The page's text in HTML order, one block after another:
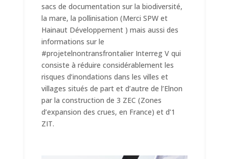
sacs de documentation sur la biodiversité,
la mare, la pollinisation (Merci SPW et
Hainaut Développement ) mais aussi des
informations sur le
#projetelnontransfrontalier Interreg V qui
consiste à réduire considérablement les
risques d’inondations dans les villes et
villages situés de part et d’autre de l’Elnon
par la construction de 3 ZEC (Zones
d’expansion des crues, en France) et d’1
ZIT.